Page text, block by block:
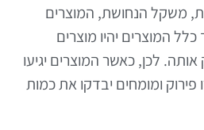
משקל הנחושת, המוצרים
המוצרים יהיו מוצרים
לכן, כאשר המוצרים יגיעו
ומומחים יבדקו את כמות